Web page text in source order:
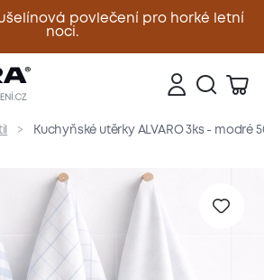
povlečení pro horké letní
noci.
Zavřít
Popis produktu
Kuchyňské utěrky ALVARO 3ks - modré